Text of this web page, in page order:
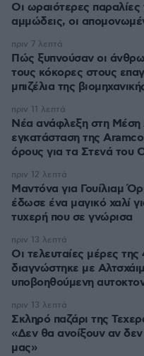
Οι ωραιότερες
αμμώδεις, οι
Πώς ξυπνούσαν οι
τους κόκορες στους
μπιζέλια της
πριν 7 λεπτά
Νέα ανάφλεξη στη Μέση
εγκατάσταση της
όρους για τα Στενά του
πριν 11 λεπτά
Μαντόνα για Γουίλιαμ
έδωσε ένα μαγικό χαλί
τυχερή που σε γνώρισα
πριν 12 λεπτά
Οι τελευταίες μέρες
διαγνώστηκε με
υποβοηθούμενη
πριν 13 λεπτά
Σκληρό παζάρι της
«Δεν θα ανοίξουν αν δεν
μας»
πριν 13 λεπτά